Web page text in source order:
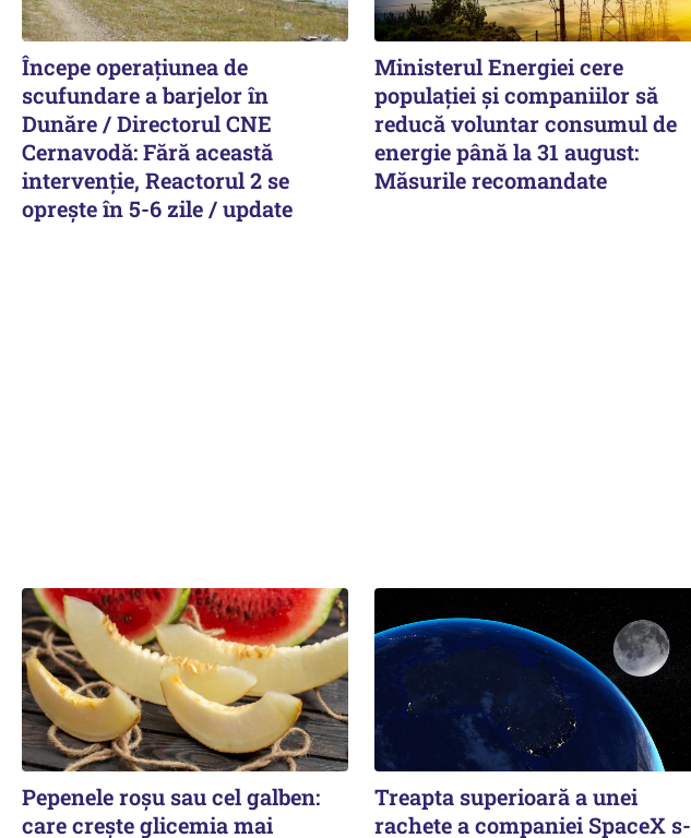
Începe operațiunea de
scufundare a barjelor în
Dunăre / Directorul CNE
Cernavodă: Fără această
intervenție, Reactorul 2 se
oprește în 5-6 zile / update
Ministerul Energiei cere
populației și companiilor să
reducă voluntar consumul de
energie până la 31 august:
Măsurile recomandate
Pepenele roșu sau cel galben:
care crește glicemia mai
Treapta superioară a unei
rachete a companiei SpaceX s-